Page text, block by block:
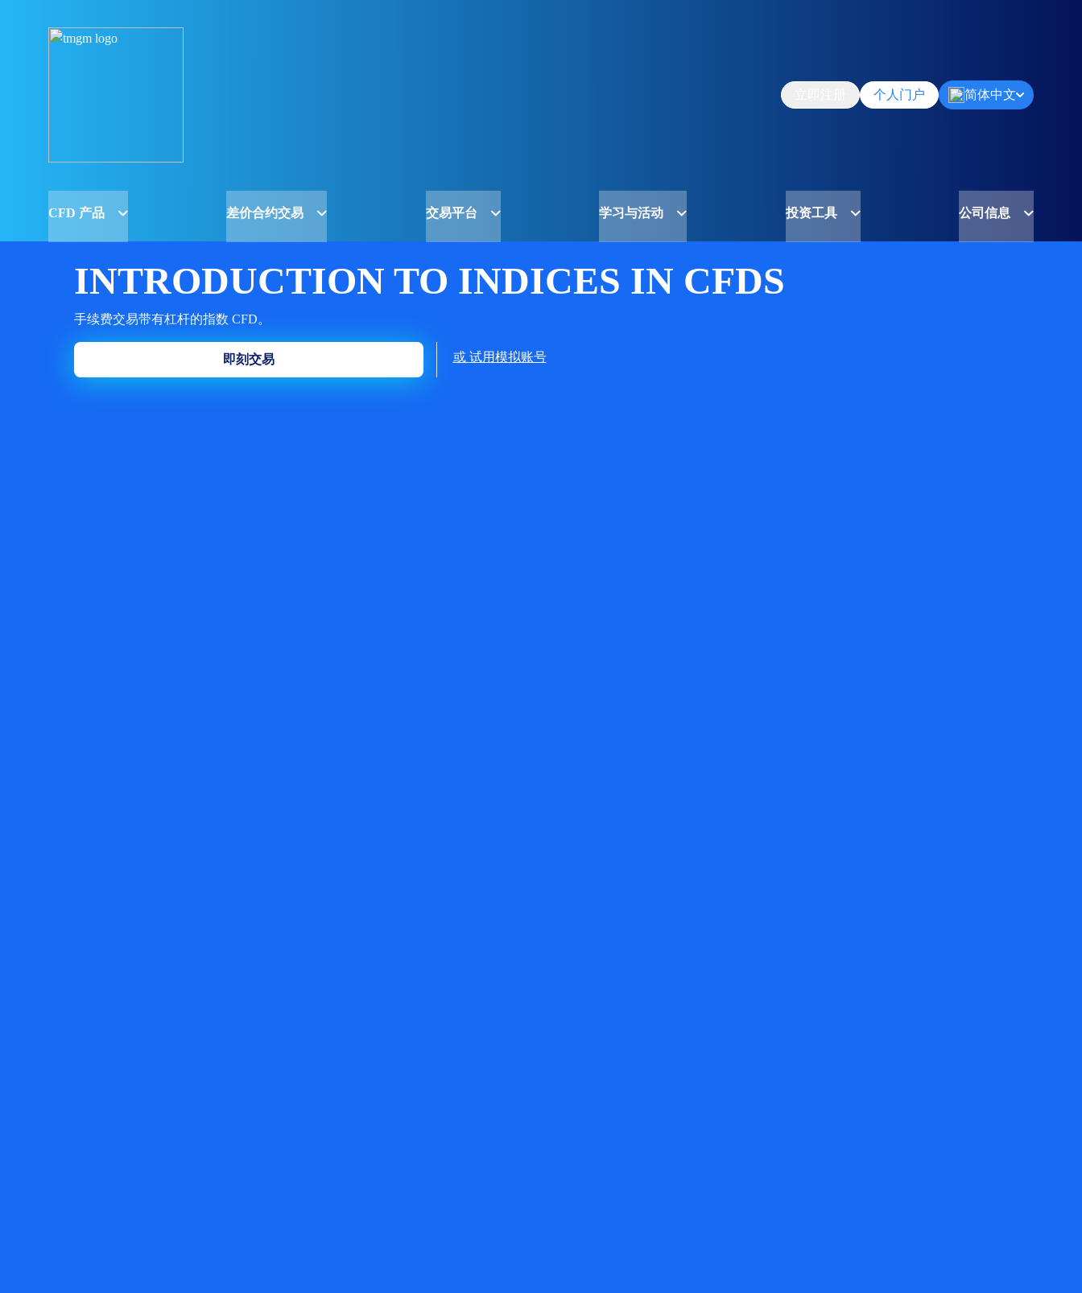
简体中文
个人门户
CFD 产品 差价合约交易 交易平台 学习与活动 投资工具 公司信息
INTRODUCTION TO INDICES IN CFDS
手续费交易带有杠杆的指数 CFD。
即刻交易 或 试用模拟账号